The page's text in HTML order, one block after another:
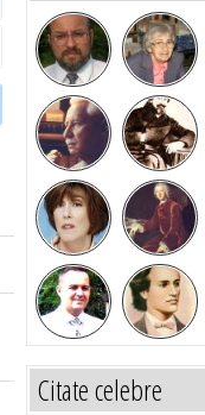
Citate celebre